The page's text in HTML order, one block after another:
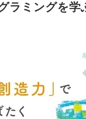
ラミングを学